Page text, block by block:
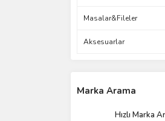
Masalar&Fileler
Aksesuarlar
Marka Arama
Hızlı Marka